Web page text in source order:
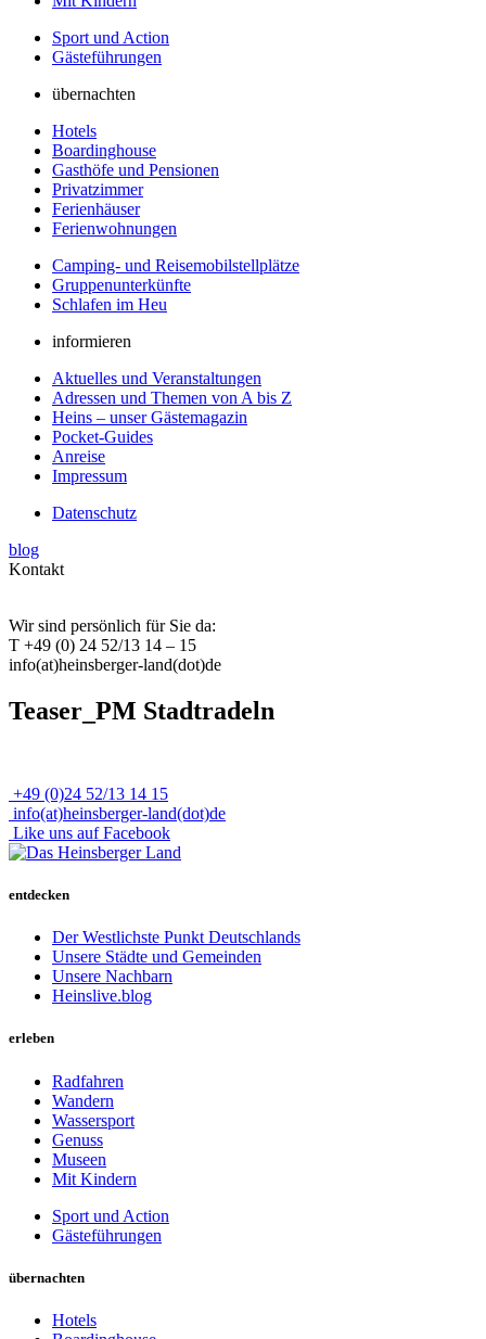
Sport und Action
Gästeführungen
übernachten
Hotels
Boardinghouse
Gasthöfe und Pensionen
Privatzimmer
Ferienhäuser
Ferienwohnungen
Camping- und Reisemobilstellplätze
Gruppenunterkünfte
Schlafen im Heu
informieren
Aktuelles und Veranstaltungen
Adressen und Themen von A bis Z
Heins – unser Gästemagazin
Pocket-Guides
Anreise
Impressum
Datenschutz
blog
Kontakt
Wir sind persönlich für Sie da:
T +49 (0) 24 52/13 14 – 15
info(at)heinsberger-land(dot)de
Teaser_PM Stadtradeln
+49 (0)24 52/13 14 15
info(at)heinsberger-land(dot)de
Like uns auf Facebook
entdecken
Der Westlichste Punkt Deutschlands
Unsere Städte und Gemeinden
Unsere Nachbarn
Heinslive.blog
erleben
Radfahren
Wandern
Wassersport
Genuss
Museen
Mit Kindern
Sport und Action
Gästeführungen
übernachten
Hotels